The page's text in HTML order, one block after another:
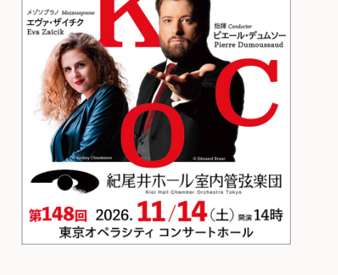
ぶらあぼブラス！
フォルテピアノ・オデッセイ